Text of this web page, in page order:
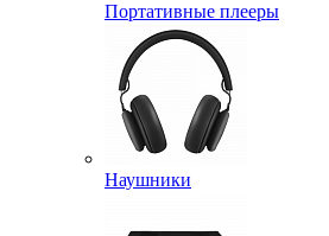
Портативные плееры
Наушники